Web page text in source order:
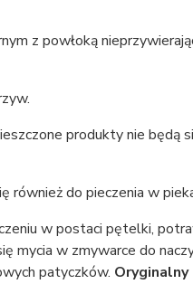
z powłoką
produkty nie będą
do pieczenia w
w postaci pętelki,
mycia w zmywarce do
patyczków.